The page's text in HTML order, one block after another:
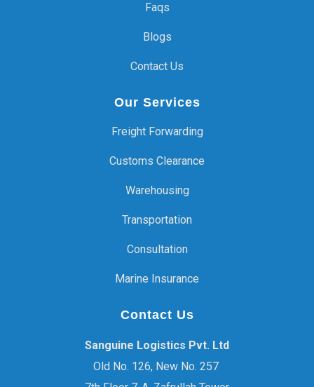
Faqs
Blogs
Contact Us
Our Services
Freight Forwarding
Customs Clearance
Warehousing
Transportation
Consultation
Marine Insurance
Contact Us
Sanguine Logistics Pvt. Ltd
Old No. 126, New No. 257